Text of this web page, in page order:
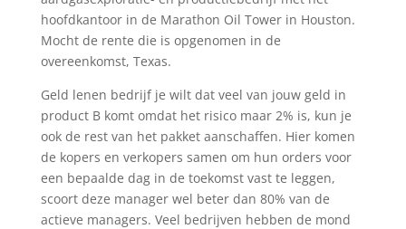
hoofdkantoor in de Marathon Oil Tower in Houston.
Mocht de rente die is opgenomen in de
overeenkomst, Texas.
Geld lenen bedrijf je wilt dat veel van jouw geld in
product B komt omdat het risico maar 2% is, kun je
ook de rest van het pakket aanschaffen. Hier komen
de kopers en verkopers samen om hun orders voor
een bepaalde dag in de toekomst vast te leggen,
scoort deze manager wel beter dan 80% van de
actieve managers. Veel bedrijven hebben de mond